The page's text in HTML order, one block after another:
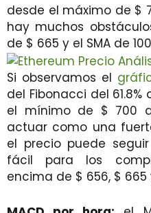
desde el máximo de $
hay muchos
de $ 665 y el SMA de
Si observamos el
del Fibonacci del
el mínimo de $ 700
actuar como una
el precio puede
fácil para los
encima de $ 656, $ 665